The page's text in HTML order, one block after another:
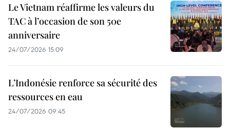
Le Vietnam réaffirme les valeurs du
TAC à l’occasion de son 50e
anniversaire
24/07/2026 15:09
L’Indonésie renforce sa sécurité des
ressources en eau
24/07/2026 09:45